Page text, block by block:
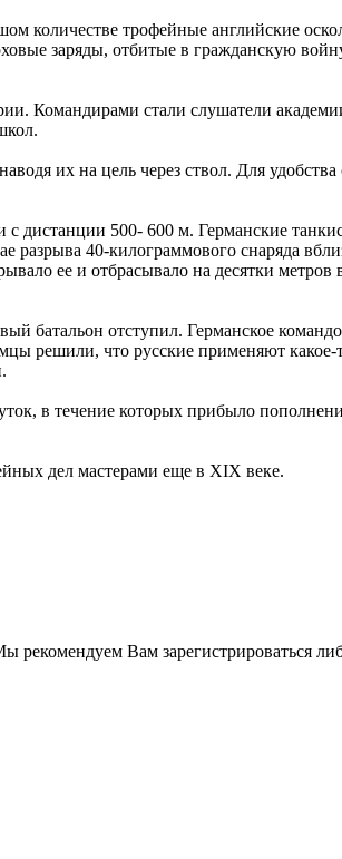
количестве трофейные английские
заряды, отбитые в гражданскую
Командирами стали слушатели
их на цель через ствол. Для
дистанции 500- 600 м. Германские
40-килограммового снаряда
ее и отбрасывало на десятки
батальон отступил. Германское
решили, что русские применяют
в течение которых прибыло
дел мастерами еще в XIX веке.
Вам зарегистрироваться